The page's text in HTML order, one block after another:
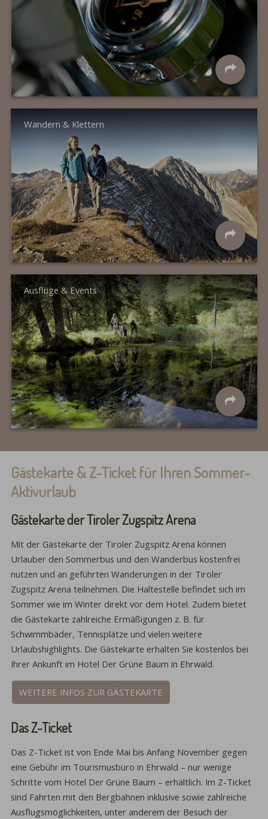
Wandern & Klettern
Ausflüge & Events
Gästekarte & Z-Ticket für Ihren Sommer-
Aktivurlaub
Gästekarte der Tiroler Zugspitz Arena
Mit der Gästekarte der Tiroler Zugspitz Arena können
Urlauber den Sommerbus und den Wanderbus kostenfrei
nutzen und an geführten Wanderungen in der Tiroler
Zugspitz Arena teilnehmen. Die Haltestelle befindet sich im
Sommer wie im Winter direkt vor dem Hotel. Zudem bietet
die Gästekarte zahlreiche Ermäßigungen z. B. für
Schwimmbäder, Tennisplätze und vielen weitere
Urlaubshighlights. Die Gästekarte erhalten Sie kostenlos bei
Ihrer Ankunft im Hotel Der Grüne Baum in Ehrwald.
WEITERE INFOS ZUR GÄSTEKARTE
Das Z-Ticket
Das Z-Ticket ist von Ende Mai bis Anfang November gegen
eine Gebühr im Tourismusbüro in Ehrwald – nur wenige
Schritte vom Hotel Der Grüne Baum – erhältlich. Im Z-Ticket
sind Fahrten mit den Bergbahnen inklusive sowie zahlreiche
Ausflugsmöglichkeiten, unter anderem der Besuch der